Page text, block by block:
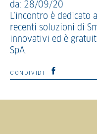
da: 28/09/20
L’incontro è dedicato
recenti soluzioni di
innovativi ed è
SpA.
CONDIVIDI